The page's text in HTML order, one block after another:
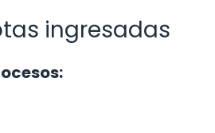
ingresadas